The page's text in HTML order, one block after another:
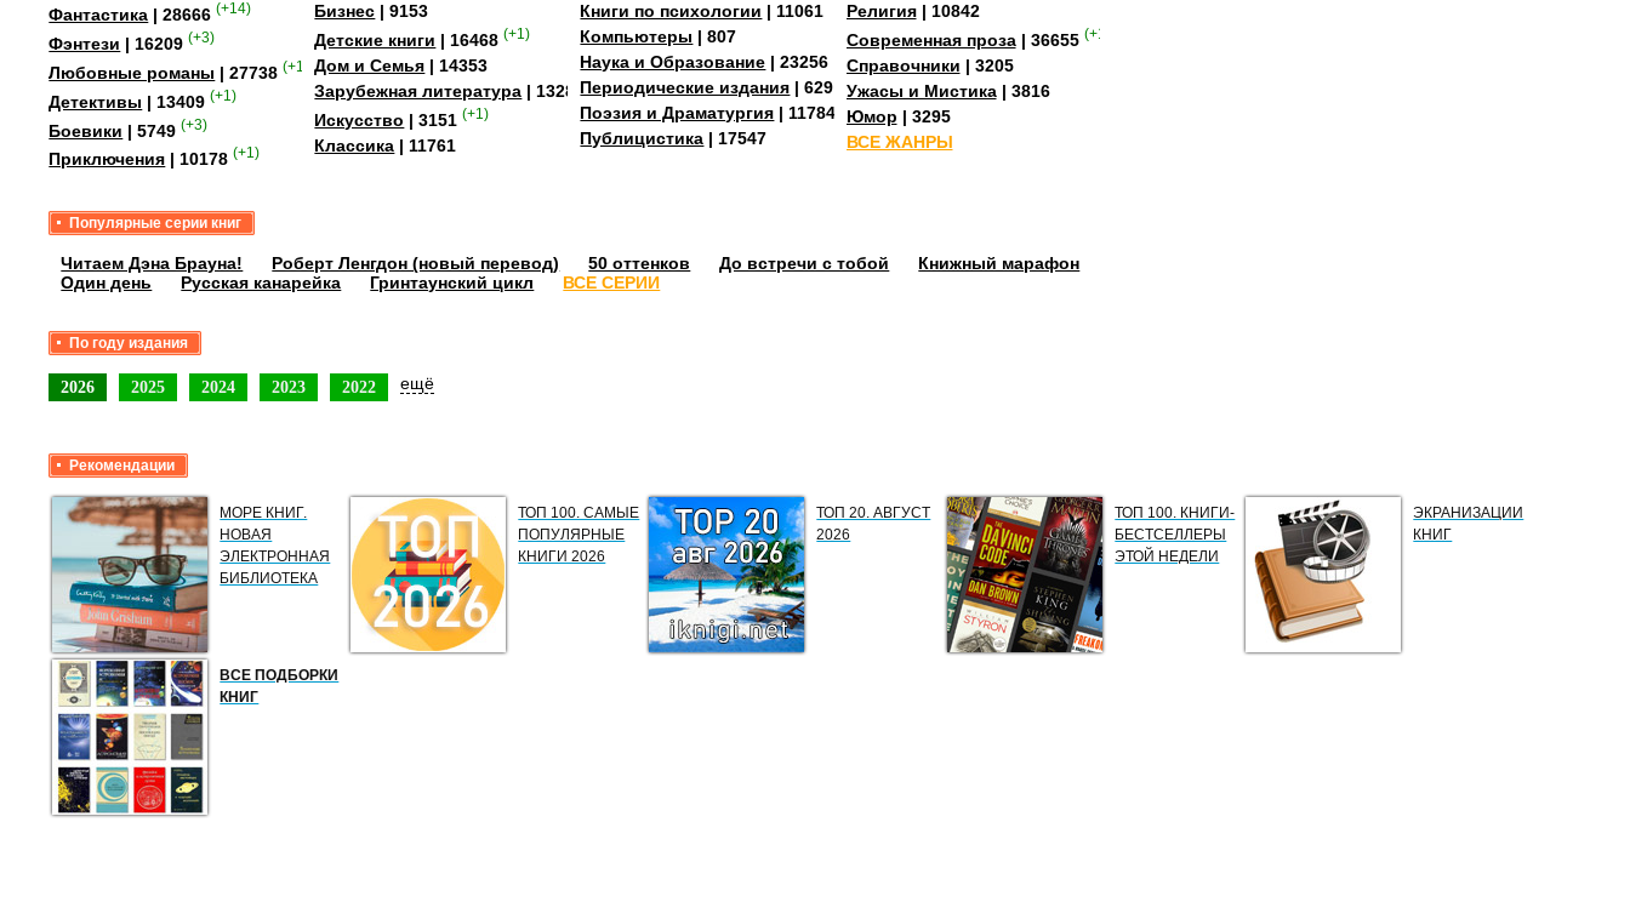
Фантастика | 28666 (+14)
Фэнтези | 16209 (+3)
Любовные романы | 27738 (+15)
Детективы | 13409 (+1)
Боевики | 5749 (+3)
Приключения | 10178 (+1)
Бизнес | 9153
Детские книги | 16468 (+1)
Дом и Семья | 14353
Зарубежная литература | 13287
Искусство | 3151 (+1)
Классика | 11761
Книги по психологии | 11061
Компьютеры | 807
Наука и Образование | 23256
Периодические издания | 629
Поэзия и Драматургия | 11784
Публицистика | 17547
Религия| 10842
Современная проза| 36655 (+1)
Справочники | 3205
Ужасы и Мистика| 3816
Юмор | 3295
ВСЕ ЖАНРЫ
Популярные серии книг
Читаем Дэна Брауна! Роберт Ленгдон (новый перевод) 50 оттенков До встречи с тобой
Книжный марафон
Один день
Русская канарейка Гринтаунский цикл ВСЕ СЕРИИ
По году издания
2026 2025 2024 2023 2022 ещё
Рекомендации
МОРЕ КНИГ.
НОВАЯ
ЭЛЕКТРОННАЯ
БИБЛИОТЕКА
ТОП 100. САМЫЕ
ПОПУЛЯРНЫЕ
КНИГИ 2026
ТОП 20. АВГУСТ
2026
ТОП 100. КНИГИ-
БЕСТСЕЛЛЕРЫ
ЭТОЙ НЕДЕЛИ
ЭКРАНИЗАЦИИ
КНИГ
ВСЕ ПОДБОРКИ
КНИГ